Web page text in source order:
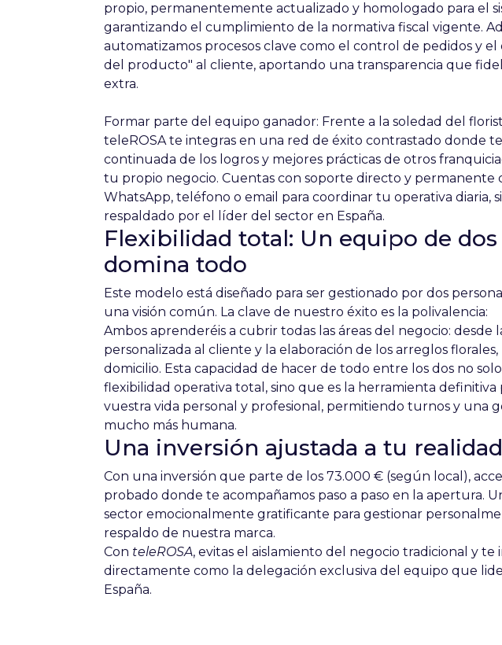
propio, permanentemente actualizado y homologado para el
garantizando el cumplimiento de la normativa fiscal vigente.
automatizamos procesos clave como el control de pedidos y el
del producto" al cliente, aportando una transparencia que
extra.
Formar parte del equipo ganador: Frente a la soledad del
teleROSA te integras en una red de éxito contrastado donde
continuada de los logros y mejores prácticas de otros
tu propio negocio. Cuentas con soporte directo y permanente
WhatsApp, teléfono o email para coordinar tu operativa diaria,
respaldado por el líder del sector en España.
Flexibilidad total: Un equipo de
domina todo
Este modelo está diseñado para ser gestionado por dos
una visión común. La clave de nuestro éxito es la polivalencia:
Ambos aprenderéis a cubrir todas las áreas del negocio: desde
personalizada al cliente y la elaboración de los arreglos
domicilio. Esta capacidad de hacer de todo entre los dos no
flexibilidad operativa total, sino que es la herramienta definitiva
vuestra vida personal y profesional, permitiendo turnos y una
mucho más humana.
Una inversión ajustada a tu realidad
Con una inversión que parte de los 73.000 € (según local),
probado donde te acompañamos paso a paso en la apertura.
sector emocionalmente gratificante para gestionar
respaldo de nuestra marca.
Con teleROSA, evitas el aislamiento del negocio tradicional y te
directamente como la delegación exclusiva del equipo que
España.